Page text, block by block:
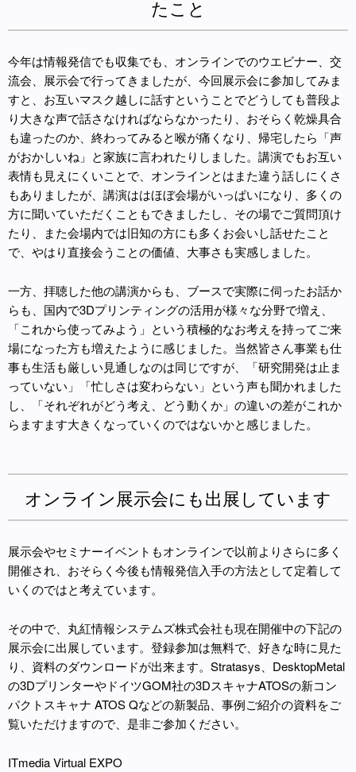
たこと
今年は情報発信でも収集でも、オンラインでのウエビナー、交
流会、展示会で行ってきましたが、今回展示会に参加してみま
すと、お互いマスク越しに話すということでどうしても普段よ
り大きな声で話さなければならなかったり、おそらく乾燥具合
も違ったのか、終わってみると喉が痛くなり、帰宅したら「声
がおかしいね」と家族に言われたりしました。講演でもお互い
表情も見えにくいことで、オンラインとはまた違う話しにくさ
もありましたが、講演ははほぼ会場がいっぱいになり、多くの
方に聞いていただくこともできましたし、その場でご質問頂け
たり、また会場内では旧知の方にも多くお会いし話せたこと
で、やはり直接会うことの価値、大事さも実感しました。
一方、拝聴した他の講演からも、ブースで実際に伺ったお話か
らも、国内で3Dプリンティングの活用が様々な分野で増え、
「これから使ってみよう」という積極的なお考えを持ってご来
場になった方も増えたように感じました。当然皆さん事業も仕
事も生活も厳しい見通しなのは同じですが、「研究開発は止ま
っていない」「忙しさは変わらない」という声も聞かれました
し、「それぞれがどう考え、どう動くか」の違いの差がこれか
らますます大きくなっていくのではないかと感じました。
オンライン展示会にも出展しています
展示会やセミナーイベントもオンラインで以前よりさらに多く
開催され、おそらく今後も情報発信入手の方法として定着して
いくのではと考えています。
その中で、丸紅情報システムズ株式会社も現在開催中の下記の
展示会に出展しています。登録参加は無料で、好きな時に見た
り、資料のダウンロードが出来ます。Stratasys、DesktopMetal
の3DプリンターやドイツGOM社の3DスキャナATOSの新コン
パクトスキャナ ATOS Qなどの新製品、事例ご紹介の資料をご
覧いただけますので、是非ご参加ください。
ITmedia Virtual EXPO